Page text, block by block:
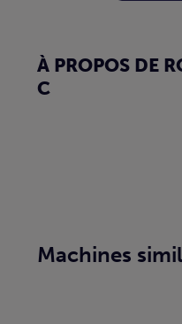
À PROPOS DE
C
Machines